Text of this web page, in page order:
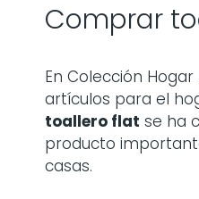
Comprar
En Colección
artículos para el
toallero flat se ha
producto
casas.